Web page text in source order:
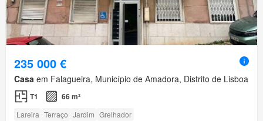
235 000 €
Casa em Falagueira, Município de Amadora, Distrito de Lisboa
T1 66 m²
Lareira Terraço Jardim Grelhador